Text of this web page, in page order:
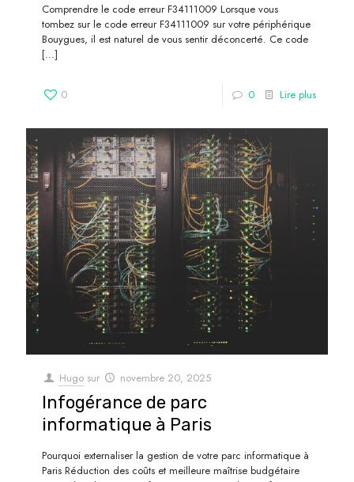
Comprendre le code erreur F34111009 Lorsque vous
tombez sur le code erreur F34111009 sur votre périphérique
Bouygues, il est naturel de vous sentir déconcerté. Ce code
[…]
0 0 Lire plus
Hugo sur novembre 20, 2025
Infogérance de parc
informatique à Paris
Pourquoi externaliser la gestion de votre parc informatique à
Paris Réduction des coûts et meilleure maîtrise budgétaire